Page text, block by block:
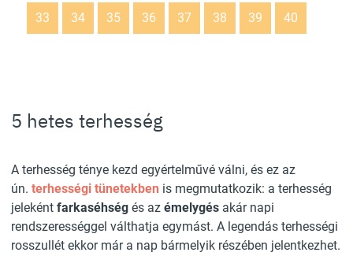
33 34 35 36 37 38 39 40
5 hetes terhesség
A terhesség ténye kezd egyértelművé válni, és ez az
ún. terhességi tünetekben is megmutatkozik: a terhesség
jeleként farkaséhség és az émelygés akár napi
rendszerességgel válthatja egymást. A legendás terhességi
rosszullét ekkor már a nap bármelyik részében jelentkezhet.